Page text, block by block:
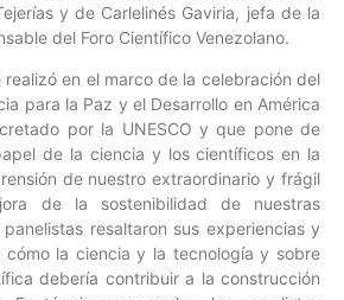
y de Carlelinés Gaviria, jefa de la
del Foro Científico Venezolano.
en el marco de la celebración del
para la Paz y el Desarrollo en América
por la UNESCO y que pone de
de la ciencia y los científicos en la
de nuestro extraordinario y frágil
de la sostenibilidad de nuestras
resaltaron sus experiencias y
la ciencia y la tecnología y sobre
debería contribuir a la construcción